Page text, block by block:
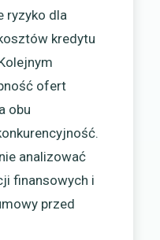
ryzyko dla
kredytu
ofert
obu
analizować
finansowych i
przed